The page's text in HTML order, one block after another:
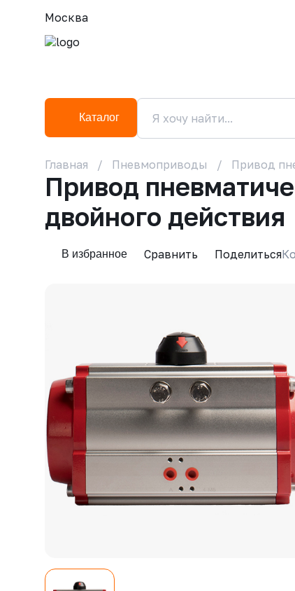
Москва
Каталог
Главная Пневмоприводы Привод
Привод
двойного действия
В избранное Сравнить Поделиться